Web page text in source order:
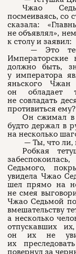
Чжао
посмеиваясь, со
сказала:
не объявлял»,
к столу и заявил:
— Это
Императорские
должно быть,
у императора
яньского
он обладает
не совладать
противиться ему?
Он сжимал в
будто держал в
на несколько
— Ты, что ли,
Робкая
Седьмого,
увидела Чжао
шел прямо на
не смея
Чжао Седьмой
вмешательству
а несколько
отпускавших
он их не
их
повернул за